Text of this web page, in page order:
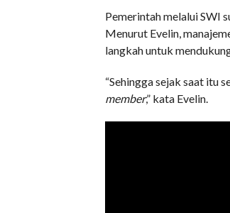
Pemerintah melalui SWI
Menurut Evelin,
langkah untuk
“Sehingga sejak saat itu
member,” kata Evelin.